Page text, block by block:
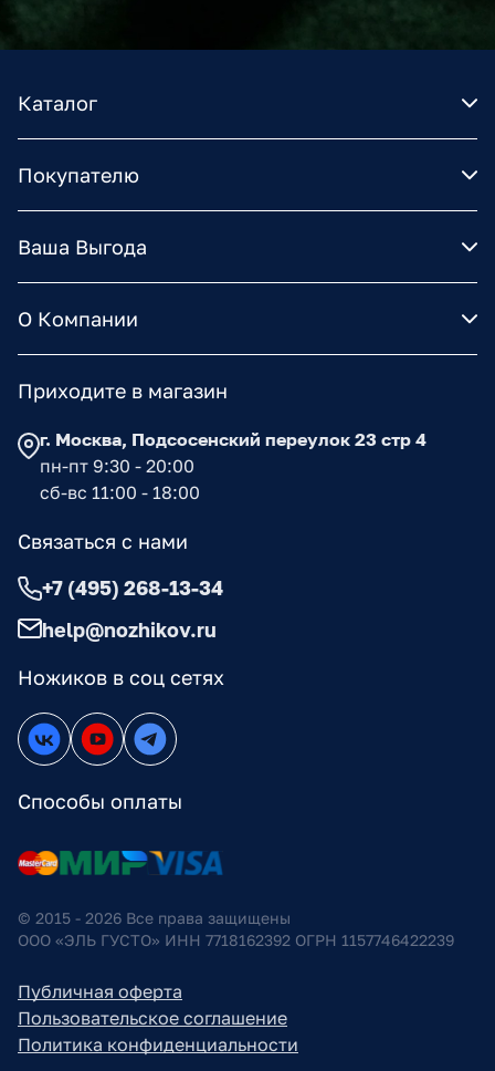
Каталог
Покупателю
Ваша Выгода
О Компании
Ножиков в соц сетях
Способы оплаты
Приходите в магазин
г. Москва, Подсосенский переулок 23 стр 4
пн-пт 9:30 - 20:00
сб-вс 11:00 - 18:00
Связаться с нами
+7 (495) 268-13-34
help@nozhikov.ru
© 2015 - 2026 Все права защищены
ООО «ЭЛЬ ГУСТО» ИНН 7718162392 ОГРН 1157746422239
Публичная оферта
Пользовательское соглашение
Политика конфиденциальности